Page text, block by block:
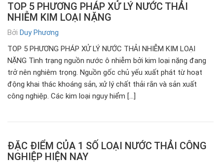
TOP 5 PHƯƠNG PHÁP XỬ LÝ NƯỚC THẢI
NHIỄM KIM LOẠI NẶNG
Bởi Duy Phương
TOP 5 PHƯƠNG PHÁP XỬ LÝ NƯỚC THẢI NHIỄM KIM LOẠI
NẶNG Tình trạng nguồn nước ô nhiễm bởi kim loại nặng đang
trở nên nghiêm trọng. Nguồn gốc chủ yếu xuất phát từ hoạt
động khai thác khoáng sản, xử lý chất thải rắn và sản xuất
công nghiệp. Các kim loại nguy hiểm […]
ĐẶC ĐIỂM CỦA 1 SỐ LOẠI NƯỚC THẢI CÔNG
NGHIỆP HIỆN NAY